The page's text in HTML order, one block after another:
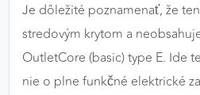
Je dôležité poznamenať, že
stredovým krytom a
OutletCore (basic) type E. Ide
nie o plne funkčné elektrické